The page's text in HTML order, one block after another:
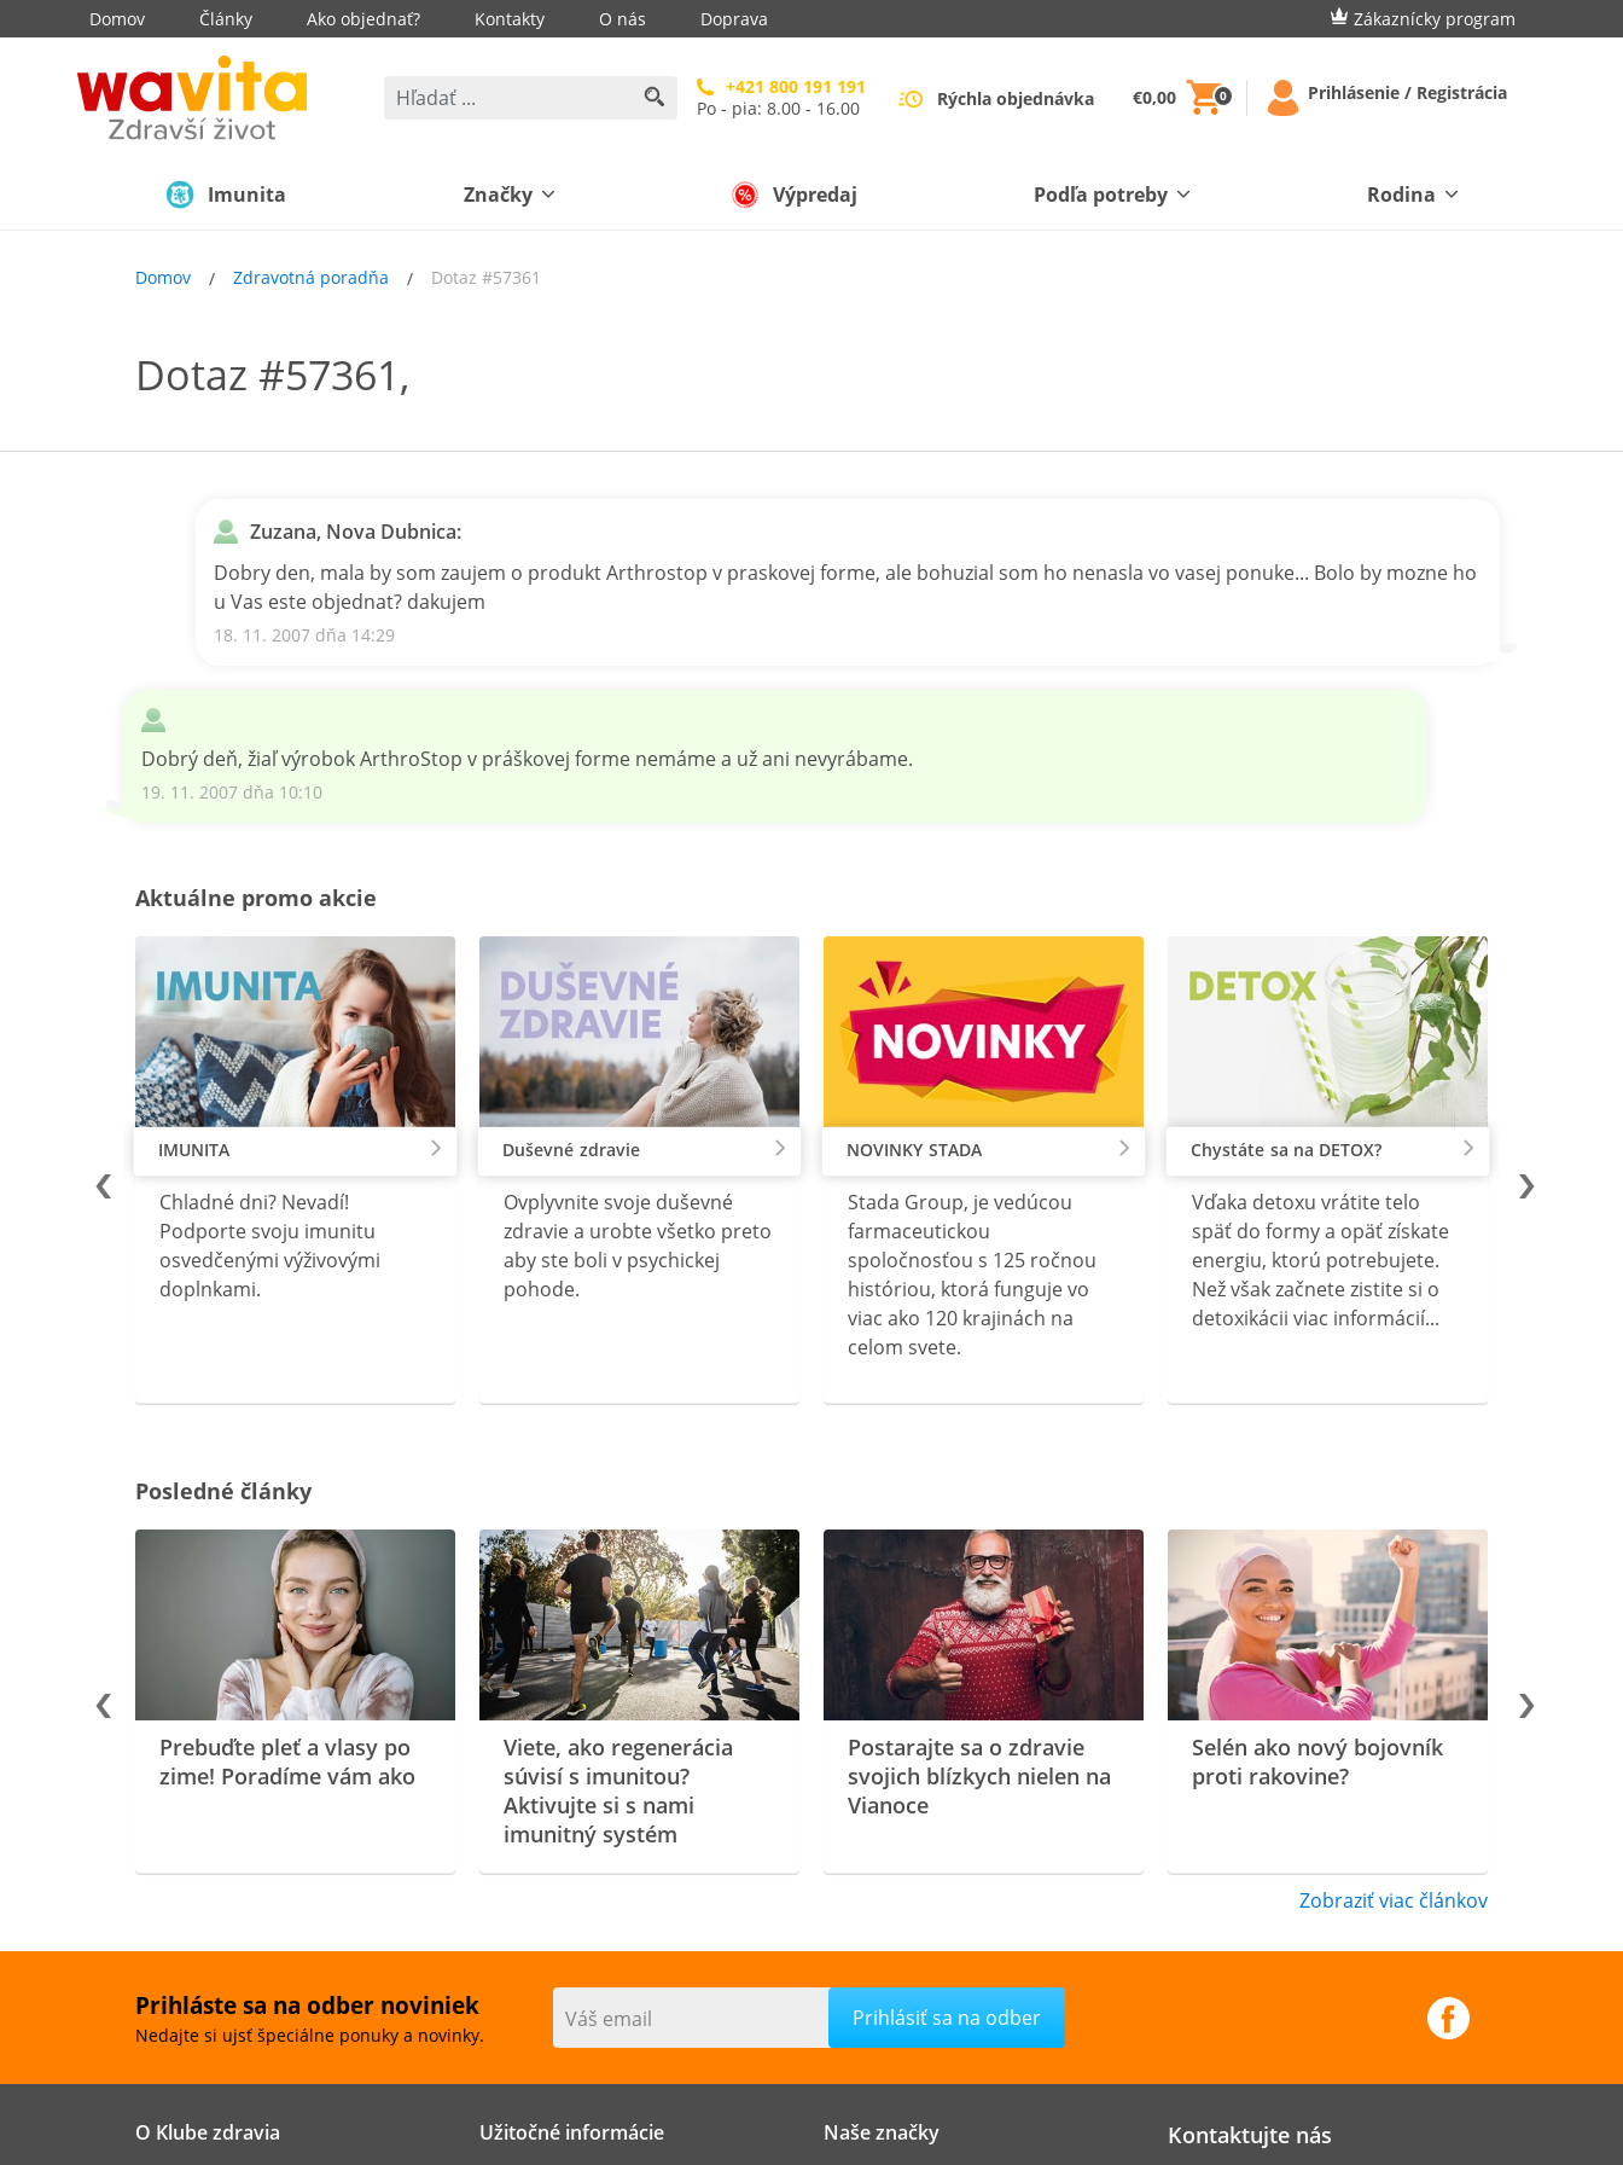
Domov Články Ako objednať? Kontakty O nás Doprava Zákaznícky program
+421 800 191 191
Po - pia: 8.00 - 16.00
Rýchla objednávka €0,00 0 Prihlásenie / Registrácia
Imunita Značky Výpredaj Podľa potreby Rodina
Domov Zdravotná poradňa Dotaz #57361
Dotaz #57361,
Zuzana, Nova Dubnica:
Dobry den, mala by som zaujem o produkt Arthrostop v praskovej forme, ale bohuzial som ho nenasla vo vasej ponuke... Bolo by mozne ho
u Vas este objednat? dakujem
18. 11. 2007 dňa 14:29
Dobrý deň, žiaľ výrobok ArthroStop v práškovej forme nemáme a už ani nevyrábame.
19. 11. 2007 dňa 10:10
Aktuálne promo akcie
IMUNITA
Chladné dni? Nevadí!
Podporte svoju imunitu
osvedčenými výživovými
doplnkami.
Duševné zdravie
Ovplyvnite svoje duševné
zdravie a urobte všetko preto
aby ste boli v psychickej
pohode.
NOVINKY STADA
Stada Group, je vedúcou
farmaceutickou
spoločnosťou s 125 ročnou
históriou, ktorá funguje vo
viac ako 120 krajinách na
celom svete.
Chystáte sa na DETOX?
Vďaka detoxu vrátite telo
späť do formy a opäť získate
energiu, ktorú potrebujete.
Než však začnete zistite si o
detoxikácii viac informácií...
Posledné články
Prebuďte pleť a vlasy po
zime! Poradíme vám ako
Viete, ako regenerácia
súvisí s imunitou?
Aktivujte si s nami
imunitný systém
Postarajte sa o zdravie
svojich blízkych nielen na
Vianoce
Selén ako nový bojovník
proti rakovine?
Zobraziť viac článkov
Prihláste sa na odber noviniek
Nedajte si ujsť špeciálne ponuky a novinky.
Váš email
O Klube zdravia Užitočné informácie Naše značky Kontaktujte nás